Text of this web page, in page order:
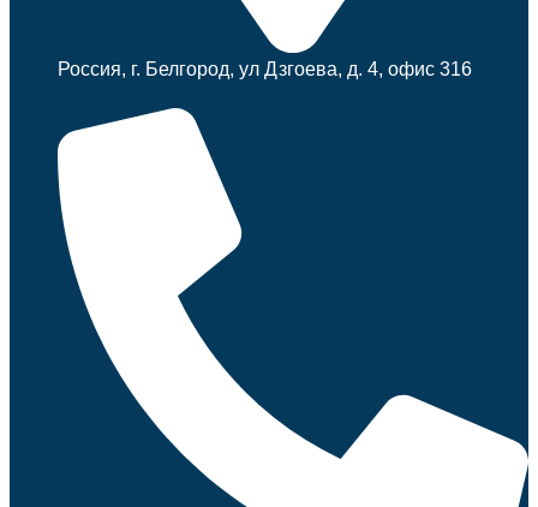
Россия, г. Белгород, ул Дзгоева, д. 4, офис 316